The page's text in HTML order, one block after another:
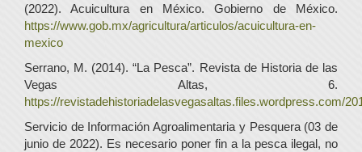
(2022). Acuicultura en México. Gobierno de México.
https://www.gob.mx/agricultura/articulos/acuicultura-en-
mexico
Serrano, M. (2014). “La Pesca”. Revista de Historia de las
Vegas Altas, 6.
https://revistadehistoriadelasvegasaltas.files.wordpress.com/
Servicio de Información Agroalimentaria y Pesquera (03 de
junio de 2022). Es necesario poner fin a la pesca ilegal, no